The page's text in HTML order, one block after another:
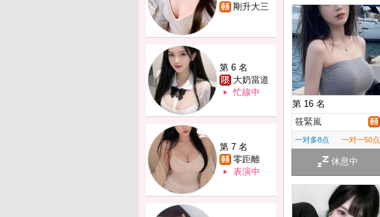
剛升大三
第 6 名
大奶當道
忙線中
第 7 名
零距離
表演中
第 16 名
筱緊嵐
一对多8点 一对一50点
休息中